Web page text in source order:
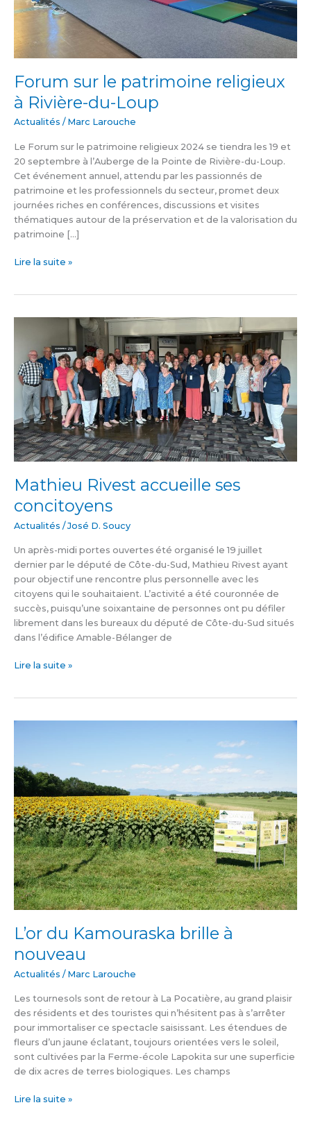
Forum sur le patrimoine religieux
à Rivière-du-Loup
Actualités / Marc Larouche
Le Forum sur le patrimoine religieux 2024 se tiendra les 19 et
20 septembre à l’Auberge de la Pointe de Rivière-du-Loup.
Cet événement annuel, attendu par les passionnés de
patrimoine et les professionnels du secteur, promet deux
journées riches en conférences, discussions et visites
thématiques autour de la préservation et de la valorisation du
patrimoine […]
Lire la suite »
Mathieu Rivest accueille ses
concitoyens
Actualités /José D. Soucy
Un après-midi portes ouvertes été organisé le 19 juillet
dernier par le député de Côte-du-Sud, Mathieu Rivest ayant
pour objectif une rencontre plus personnelle avec les
citoyens qui le souhaitaient. L’activité a été couronnée de
succès, puisqu’une soixantaine de personnes ont pu défiler
librement dans les bureaux du député de Côte-du-Sud situés
dans l’édifice Amable-Bélanger de
accueille
ses
concitoyens
Lire la suite »
L’or du Kamouraska brille à
nouveau
Actualités / Marc Larouche
Les tournesols sont de retour à La Pocatière, au grand plaisir
des résidents et des touristes qui n’hésitent pas à s’arrêter
pour immortaliser ce spectacle saisissant. Les étendues de
fleurs d’un jaune éclatant, toujours orientées vers le soleil,
sont cultivées par la Ferme-école Lapokita sur une superficie
de dix acres de terres biologiques. Les champs
brille
à
nouveau
Lire la suite »